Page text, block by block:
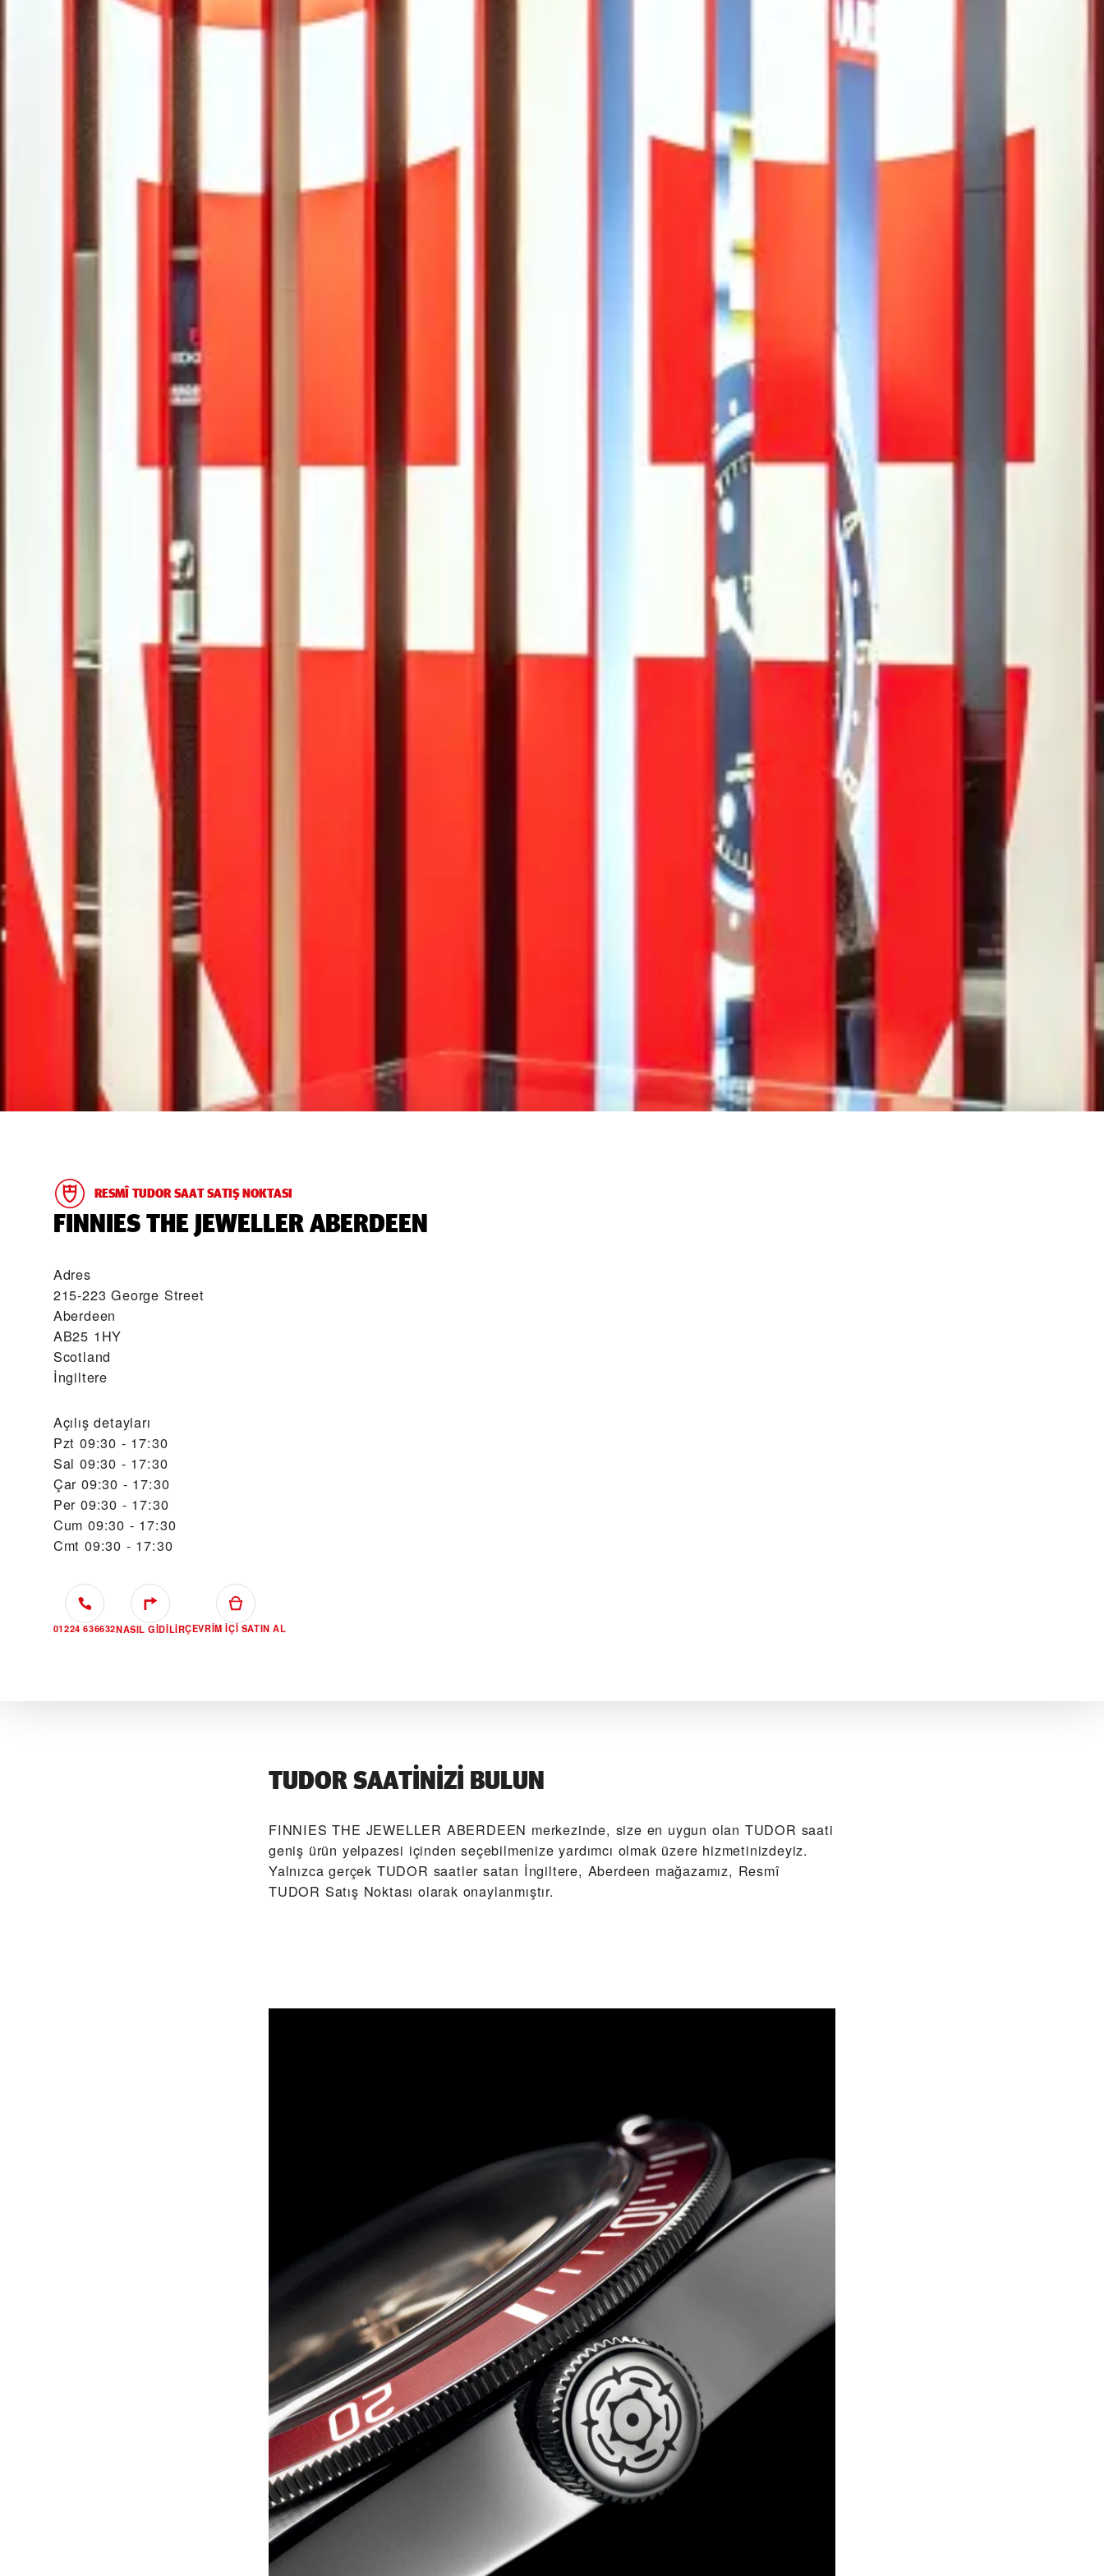
RESMÎ TUDOR SAAT SATIŞ NOKTASI
‭FINNIES THE JEWELLER ABERDEEN‬
Adres
215-223 George Street
Aberdeen
AB25 1HY
Scotland
İngiltere
Açılış detayları
Pzt 09:30 - 17:30
Sal 09:30 - 17:30
Çar 09:30 - 17:30
Per 09:30 - 17:30
Cum 09:30 - 17:30
Cmt 09:30 - 17:30
01224 636632NASIL GIDILIRÇEVRIM IÇI SATIN AL
TUDOR SAATINIZI BULUN
‭FINNIES THE JEWELLER ABERDEEN‬ merkezinde, size en uygun olan TUDOR saati
geniş ürün yelpazesi içinden seçebilmenize yardımcı olmak üzere hizmetinizdeyiz.
Yalnızca gerçek TUDOR saatler satan İngiltere, Aberdeen mağazamız, Resmî
TUDOR Satış Noktası olarak onaylanmıştır.